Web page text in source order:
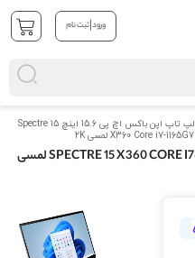
ورود|ثبت نام
لپ تاپ اپن باکس اچ پی 15.6 اینچ Spectre 15
X360 Core i7-1165G7 لمسی 2K
لپ تاپ اپن باکس اچ پی 15.6 اینچ SPECTRE 15 X360 CORE I7-1165G7 لمسی